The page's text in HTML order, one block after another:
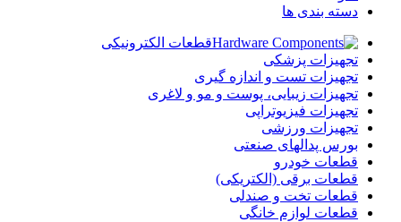
دسته بندی ها
قطعات الکترونیکی
تجهیزات پزشکی
تجهیزات تست و اندازه گیری
تجهیزات زیبایی، پوست و مو و لاغری
تجهیزات فیزیوتراپی
تجهیزات ورزشی
بورس پدالهای صنعتی
قطعات خودرو
قطعات برقی (الکتریکی)
قطعات تخت و صندلی
قطعات لوازم خانگی